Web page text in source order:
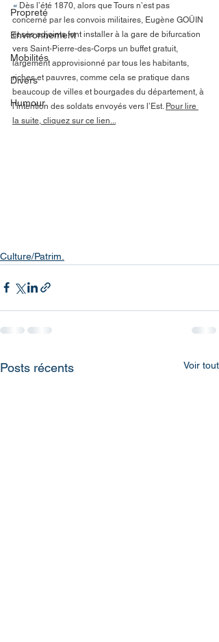
Propreté
Environnement
Mobilités
Divers
Humour
« Dès l’été 1870, alors que Tours n’est pas
concerné par les convois militaires, Eugène GOÜIN
et ses adjoints font installer à la gare de bifurcation
vers Saint-Pierre-des-Corps un buffet gratuit,
largement approvisionné par tous les habitants,
riches et pauvres, comme cela se pratique dans
beaucoup de villes et bourgades du département, à
l’intention des soldats envoyés vers l’Est. Pour lire
la suite, cliquez sur ce lien...
Culture/Patrim.
Posts récents Voir tout